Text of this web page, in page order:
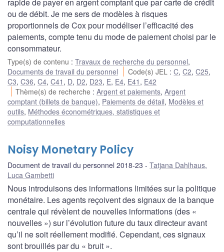
ou de débit. Je me sers de modèles à risques
proportionnels de Cox pour modéliser l’efficacité des
paiements, compte tenu du mode de paiement choisi par le
consommateur.
Type(s) de contenu : Travaux de recherche du personnel,
Documents de travail du personnel
Code(s) JEL :C,C2,C25,
C3, C36, C4, C41 , D, D2, D23, E, E4, E41 , E42
Thème(s) de recherche :Argent et paiements,Argent
comptant (billets de banque), Paiements de détail, Modèles et
outils, Méthodes économétriques, statistiques et
computationnelles
Noisy Monetary Policy
Document de travail du personnel 2018-23 Tatjana Dahlhaus,
Luca Gambetti
Nous introduisons des informations limitées sur la politique
monétaire. Les agents reçoivent des signaux de la banque
centrale qui révèlent de nouvelles informations (des «
nouvelles ») sur l’évolution future du taux directeur avant
qu’il ne soit réellement modifié. Cependant, ces signaux
sont brouillés par du « bruit ».